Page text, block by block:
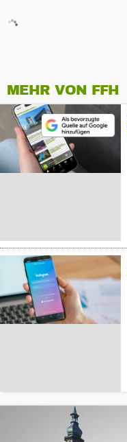
MEHR VON FFH